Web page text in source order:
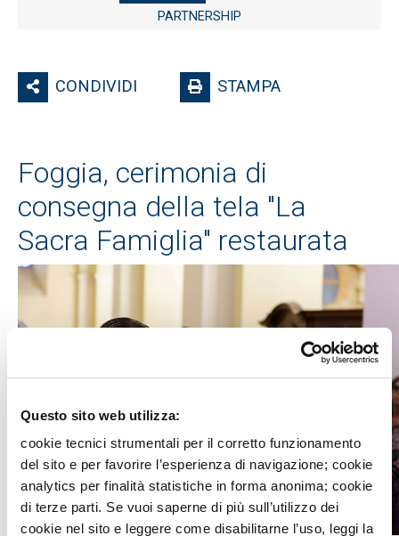
Questo sito web utilizza:
cookie tecnici strumentali per il corretto funzionamento
del sito e per favorire l’esperienza di navigazione; cookie
analytics per finalità statistiche in forma anonima; cookie
di terze parti. Se vuoi saperne di più sull’utilizzo dei
cookie nel sito e leggere come disabilitarne l’uso, leggi la
PARTNERSHIP
CONDIVIDI STAMPA
Foggia, cerimonia di
consegna della tela "La
Sacra Famiglia" restaurata